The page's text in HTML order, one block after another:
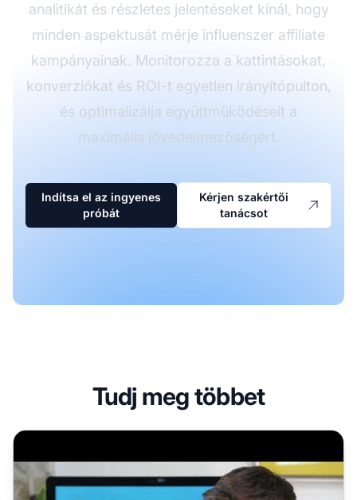
analitikát és részletes jelentéseket kínál, hogy
minden aspektusát mérje influenszer affiliate
kampányainak. Monitorozza a kattintásokat,
konverziókat és ROI-t egyetlen irányítópulton,
és optimalizálja együttműködéseit a
maximális jövedelmezőségért.
Indítsa el az ingyenes
próbát
Kérjen szakértői
tanácsot
Tudj meg többet
Hogyan mérjük az influencer marketing kampányok